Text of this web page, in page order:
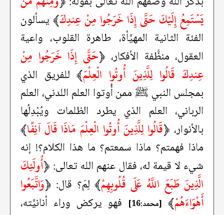
يَسْتَمِعُ إِلَيْكَ حَتَّى إِذَا خَرَجُوا مِنْ عِندِكَ﴾ يسألون
الفئة الثانية المهيَّأة، طاهرة القلوب، واعية
العقول، منظَّفة الأفكار، ﴿حَتَّى إِذَا خَرَجُوا مِنْ
عِندِكَ قَالُوا لِلَّذِينَ أُوتُوا الْعِلْمَ﴾للفريق الذي
بمجلس النبي ﷺ ممن أُوتوا العلم اللدني، العلم
الرباني، العلم الذي يطرد الظلمات ويُبْدِلُها
بالأنوار، ﴿قَالُوا لِلَّذِينَ أُوتُوا الْعِلْمَ مَاذَا قَالَ آنِفًا﴾
ماذا فهمتم؟ ماذا سمعتم؟ ما هذا الكلام؟! إنه
شيء لا قيمة له، فقال عنهم الله تعالى: ﴿أُولَئِكَ
الَّذِينَ طَبَعَ اللَّهُ عَلَى قُلُوبِهِمْ﴾ لِمَ؟ قال: ﴿وَاتَّبَعُوا
أَهْوَاءَهُمْ﴾ [محمد:16]
فهو يركض وراء أنانيَّته،